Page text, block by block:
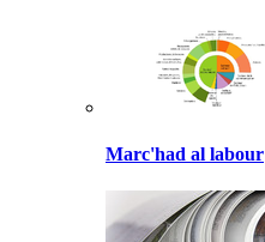
Marc'had al labour